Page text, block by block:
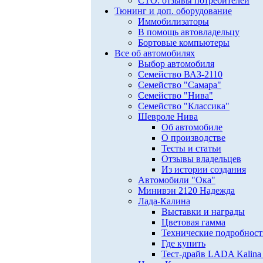
Тюнинг и доп. оборудование
Иммобилизаторы
В помощь автовладельцу
Бортовые компьютеры
Все об автомобилях
Выбор автомобиля
Семейство ВАЗ-2110
Семейство "Самара"
Семейство "Нива"
Семейство "Классика"
Шевроле Нива
Об автомобиле
О производстве
Тесты и статьи
Отзывы владельцев
Из истории создания
Автомобили "Ока"
Минивэн 2120 Надежда
Лада-Калина
Выставки и награды
Цветовая гамма
Технические
Где купить
Тест-драйв LADA Kalina